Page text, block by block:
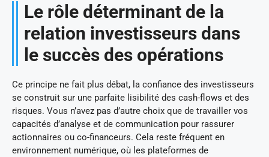
Le rôle déterminant de la
relation investisseurs dans
le succès des opérations
Ce principe ne fait plus débat, la confiance des investisseurs
se construit sur une parfaite lisibilité des cash-flows et des
risques. Vous n’avez pas d’autre choix que de travailler vos
capacités d’analyse et de communication pour rassurer
actionnaires ou co-financeurs. Cela reste fréquent en
environnement numérique, où les plateformes de